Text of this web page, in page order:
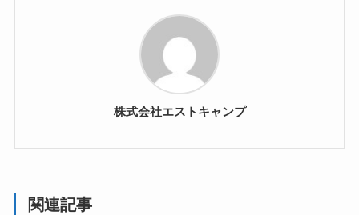
株式会社エストキャンプ
関連記事